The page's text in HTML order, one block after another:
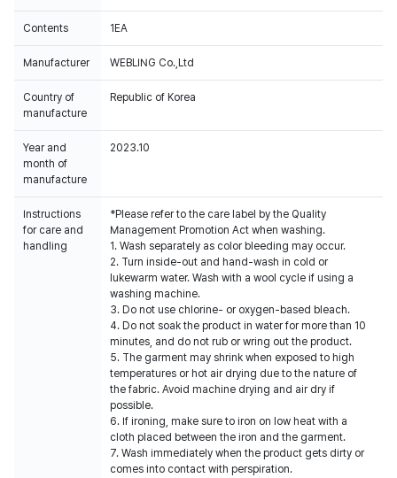
Contents 1EA
Manufacturer WEBLING Co.,Ltd
Country of
manufacture
Republic of Korea
Year and
month of
manufacture
2023.10
Instructions
for care and
handling
*Please refer to the care label by the Quality
Management Promotion Act when washing.
1. Wash separately as color bleeding may occur.
2. Turn inside-out and hand-wash in cold or
lukewarm water. Wash with a wool cycle if using a
washing machine.
3. Do not use chlorine- or oxygen-based bleach.
4. Do not soak the product in water for more than 10
minutes, and do not rub or wring out the product.
5. The garment may shrink when exposed to high
temperatures or hot air drying due to the nature of
the fabric. Avoid machine drying and air dry if
possible.
6. If ironing, make sure to iron on low heat with a
cloth placed between the iron and the garment.
7. Wash immediately when the product gets dirty or
comes into contact with perspiration.